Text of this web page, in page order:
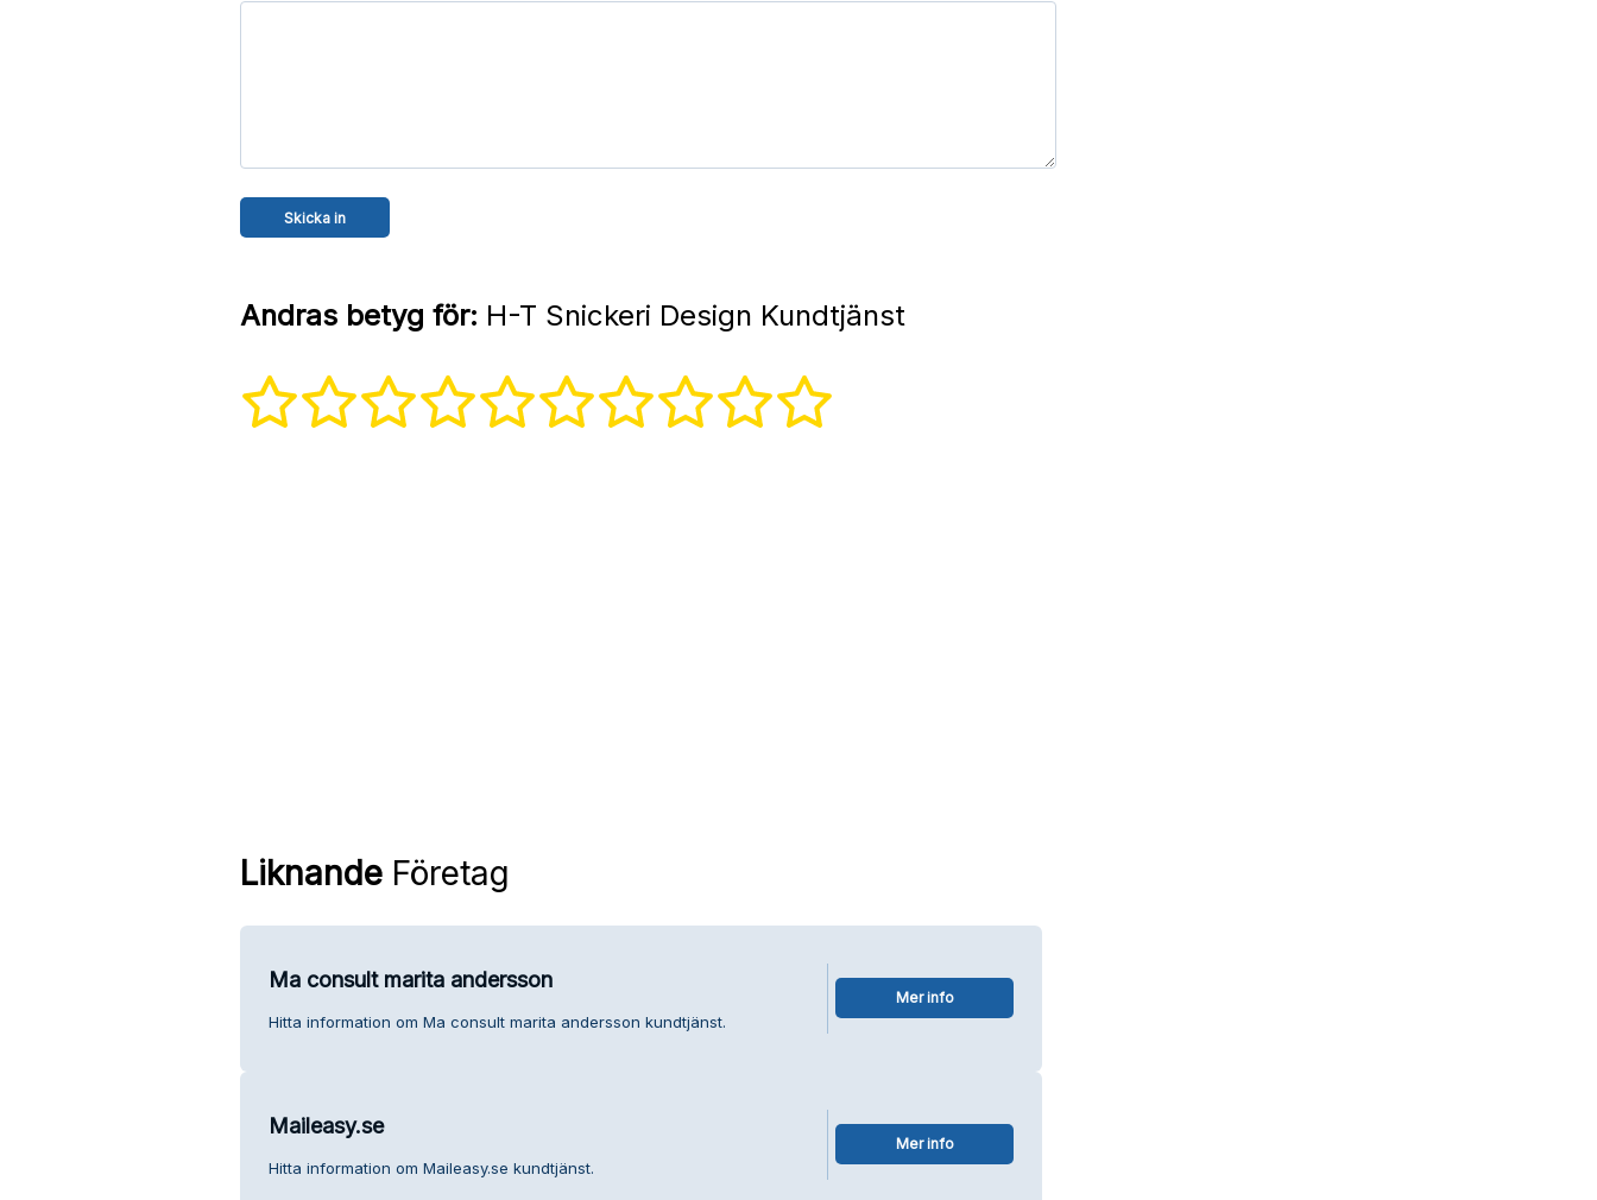
Andras betyg för: H-T Snickeri Design Kundtjänst
LiknandeFöretag
Ma consult marita andersson
Hitta information om Ma consult marita andersson kundtjänst.
Mer info
Maileasy.se
Hitta information om Maileasy.se kundtjänst.
Mer info